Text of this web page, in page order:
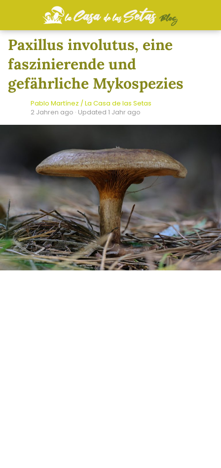
Paxillus involutus, eine
faszinierende und
gefährliche Mykospezies
Pablo Martínez / La Casa de las Setas
2 Jahren ago · Updated 1 Jahr ago